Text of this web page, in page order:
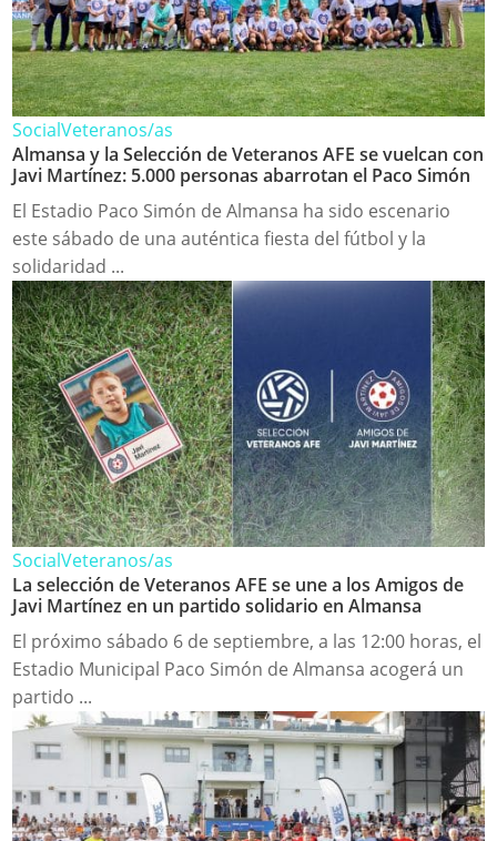
SocialVeteranos/as
Almansa y la Selección de Veteranos AFE se vuelcan con
Javi Martínez: 5.000 personas abarrotan el Paco Simón
El Estadio Paco Simón de Almansa ha sido escenario
este sábado de una auténtica fiesta del fútbol y la
solidaridad ...
SocialVeteranos/as
La selección de Veteranos AFE se une a los Amigos de
Javi Martínez en un partido solidario en Almansa
El próximo sábado 6 de septiembre, a las 12:00 horas, el
Estadio Municipal Paco Simón de Almansa acogerá un
partido ...